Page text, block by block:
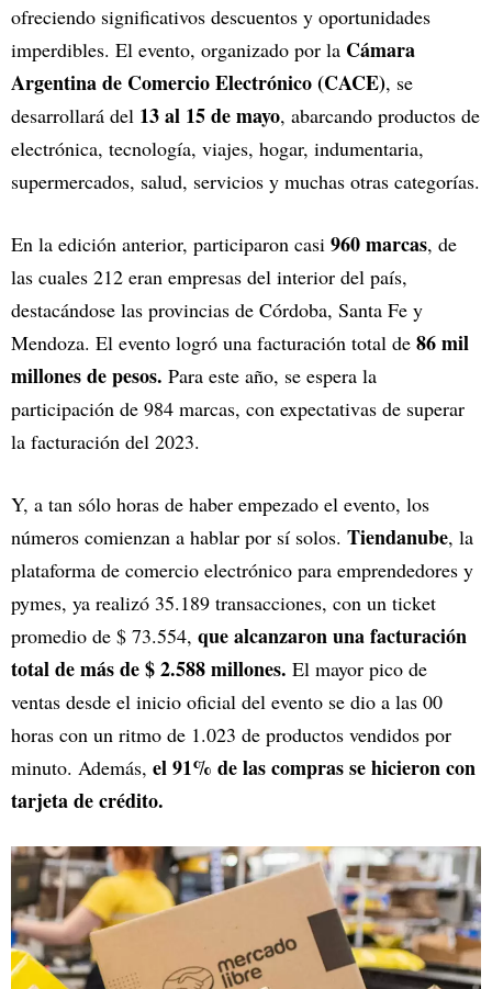
ofreciendo significativos descuentos y oportunidades
imperdibles. El evento, organizado por la Cámara
Argentina de Comercio Electrónico (CACE), se
desarrollará del 13 al 15 de mayo, abarcando productos de
electrónica, tecnología, viajes, hogar, indumentaria,
supermercados, salud, servicios y muchas otras categorías.
En la edición anterior, participaron casi 960 marcas, de
las cuales 212 eran empresas del interior del país,
destacándose las provincias de Córdoba, Santa Fe y
Mendoza. El evento logró una facturación total de 86 mil
millones de pesos. Para este año, se espera la
participación de 984 marcas, con expectativas de superar
la facturación del 2023.
Y, a tan sólo horas de haber empezado el evento, los
números comienzan a hablar por sí solos. Tiendanube, la
plataforma de comercio electrónico para emprendedores y
pymes, ya realizó 35.189 transacciones, con un ticket
promedio de $ 73.554, que alcanzaron una facturación
total de más de $ 2.588 millones. El mayor pico de
ventas desde el inicio oficial del evento se dio a las 00
horas con un ritmo de 1.023 de productos vendidos por
minuto. Además, el 91% de las compras se hicieron con
tarjeta de crédito.